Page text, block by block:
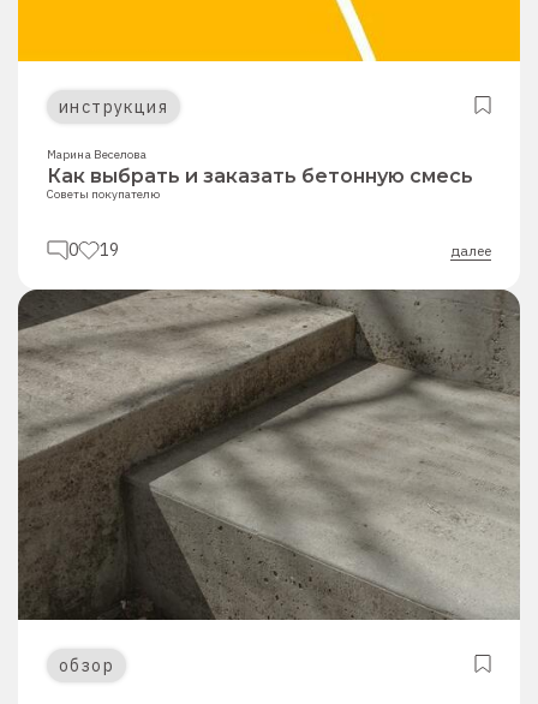
инструкция
Марина Веселова
Как выбрать и заказать бетонную смесь
Советы покупателю
0 19 далее
обзор